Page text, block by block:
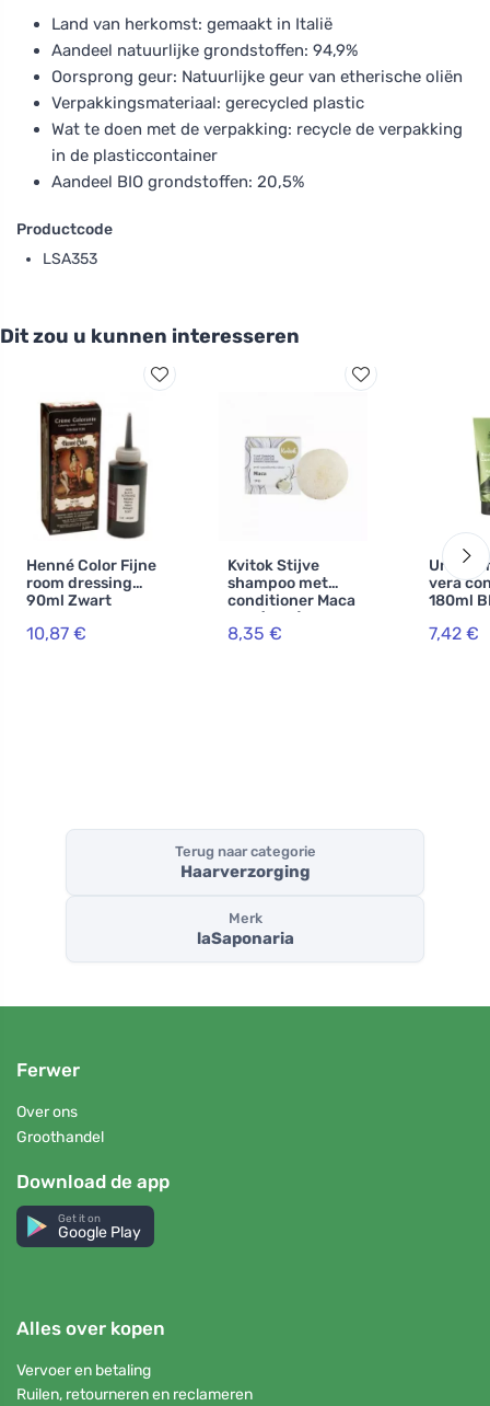
Land van herkomst: gemaakt in Italië
Aandeel natuurlijke grondstoffen: 94,9%
Oorsprong geur: Natuurlijke geur van etherische oliën
Verpakkingsmateriaal: gerecycled plastic
Wat te doen met de verpakking: recycle de verpakking
in de plasticcontainer
Aandeel BIO grondstoffen: 20,5%
Productcode
LSA353
Dit zou u kunnen interesseren
Henné Color Fijne
room dressing
90ml Zwart
10,87 €
Kvitok Stijve
shampoo met
conditioner Maca
XXL (50 g) -
stimuleert de
8,35 €
vera
180ml
7,42 €
Terug naar categorie
Haarverzorging
Merk
laSaponaria
Ferwer
Over ons
Groothandel
Download de app
Get it on
Google Play
Alles over kopen
Vervoer en betaling
Ruilen, retourneren en reclameren